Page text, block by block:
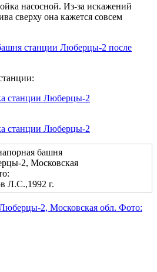
насосной. Из-за искажений
сверху она кажется совсем
2, Московская обл. Фото: